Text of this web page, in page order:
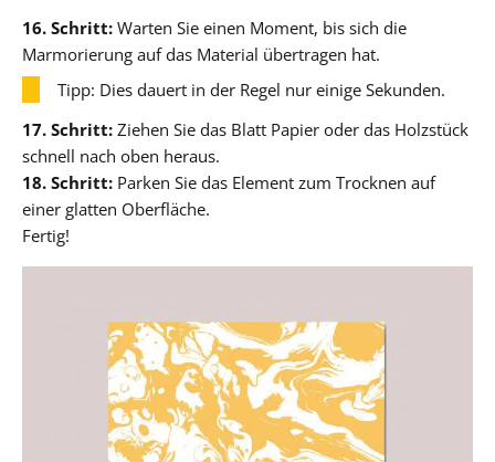
16. Schritt: Warten Sie einen Moment, bis sich die
Marmorierung auf das Material übertragen hat.
Tipp: Dies dauert in der Regel nur einige Sekunden.
17. Schritt: Ziehen Sie das Blatt Papier oder das Holzstück
schnell nach oben heraus.
18. Schritt: Parken Sie das Element zum Trocknen auf
einer glatten Oberfläche.
Fertig!